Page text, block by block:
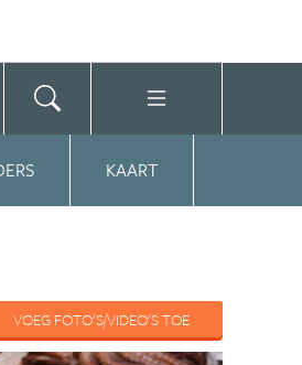
KAART
VOEG FOTO'S/VIDEO'S TOE